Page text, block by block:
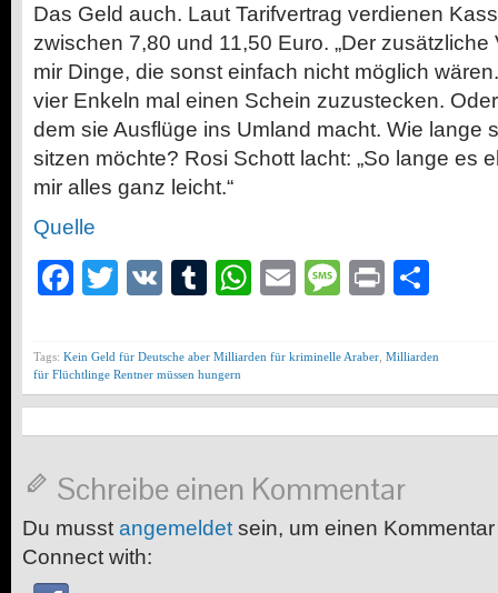
Das Geld auch. Laut Tarifvertrag verdienen
zwischen 7,80 und 11,50 Euro. „Der
mir Dinge, die sonst einfach nicht möglich
vier Enkeln mal einen Schein zuzustecken.
dem sie Ausflüge ins Umland macht. Wie lange
sitzen möchte? Rosi Schott lacht: „So lange es
mir alles ganz leicht.“
Quelle
Facebook
Twitter
VK Tumblr
WhatsApp
EmailMessage
Print
Tags: Kein Geld für Deutsche aber Milliarden für kriminelle Araber Milliarden
für Flüchtlinge Rentner müssen hungern
Schreibe einen Kommentar
Du musst angemeldet sein, um einen
Connect with: